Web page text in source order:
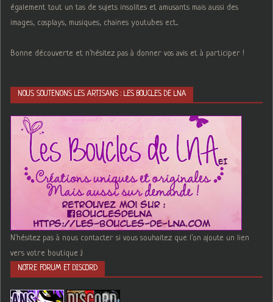
également tout un tas de sujets insolites et amusants mais aussi des
images, cosplays, musiques, chaines youtubes ect...
Bonne découverte et n'hésitez pas à donner vos avis et à participer !
NOUS SOUTENONS LES ARTISANS : LES BOUCLES DE LNA
N'hésitez pas à nous contacter si vous souhaitez que l'on ajoute un lien
vers votre boutique :)
NOTRE FORUM ET DISCORD